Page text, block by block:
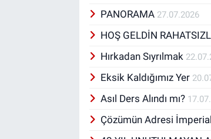
PANORAMA 27.07.2026
HOŞ GELDİN
Hırkadan Sıyrılmak
Eksik Kaldığımız Yer
Asıl Ders Alındı mı?
Çözümün Adresi